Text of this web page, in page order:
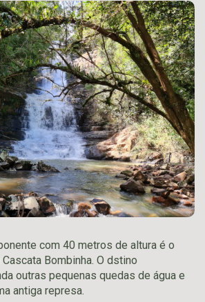
com 40 metros de altura é o
Bombinha. O dstino
outras pequenas quedas de água e
antiga represa.